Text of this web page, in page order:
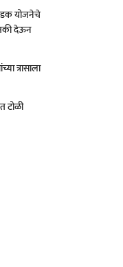
योजनेचे
देऊन
त्रासाला
टोळी